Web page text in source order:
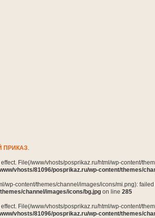
ПРИКАЗ.
File(/www/vhosts/posprikaz.ru/html/wp-content/
vhosts/81096/posprikaz.ru/wp-content/themes/
wp-content/themes/channel/images/icons/mi.png):
channel/images/icons/bg.jpg on line 285
File(/www/vhosts/posprikaz.ru/html/wp-content/
vhosts/81096/posprikaz.ru/wp-content/themes/